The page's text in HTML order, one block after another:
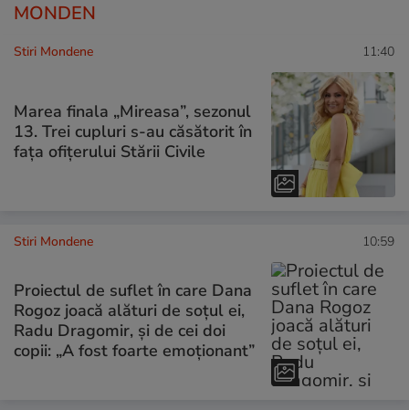
MONDEN
Stiri Mondene 11:40
Marea finala „Mireasa”, sezonul
13. Trei cupluri s-au căsătorit în
fața ofițerului Stării Civile
Stiri Mondene 10:59
Proiectul de suflet în care Dana
Rogoz joacă alături de soțul ei,
Radu Dragomir, și de cei doi
copii: „A fost foarte emoționant”